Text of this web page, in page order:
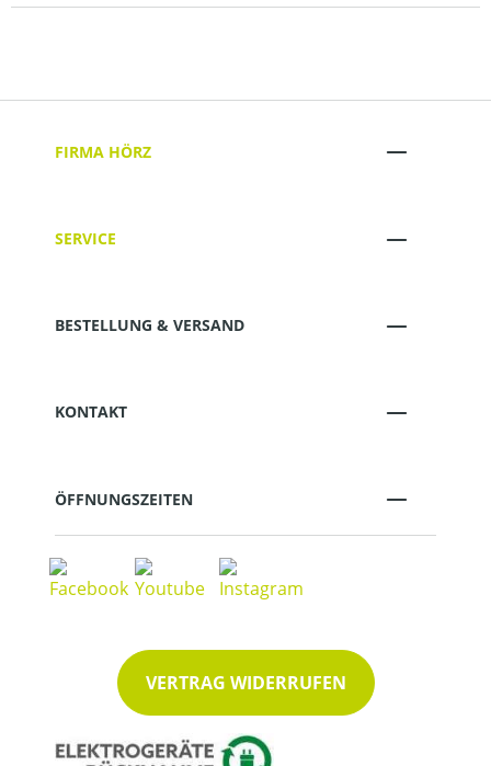
FIRMA HÖRZ
SERVICE
BESTELLUNG & VERSAND
KONTAKT
ÖFFNUNGSZEITEN
VERTRAG WIDERRUFEN